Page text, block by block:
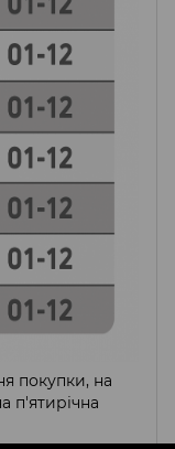
покупки, на
п'ятирічна